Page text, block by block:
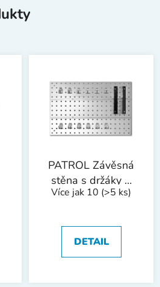
PATROL Závěsná
stěna s držáky 1
díl 385x575 mm
Více jak 10 (>5 ks)
DETAIL